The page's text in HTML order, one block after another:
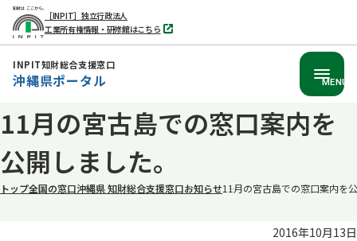
本
文
へ
［INPIT］独立行政法人
工業所有権情報・研修館はこちら
別
タ
INPIT知財総合支援窓口
沖縄県ポータル MENU
11月の宮古島での窓口案内を
公開しました。
トップ全国の窓口沖縄県 知財総合支援窓口お知らせ11月の宮古島での窓口案内を
2016年10月13日